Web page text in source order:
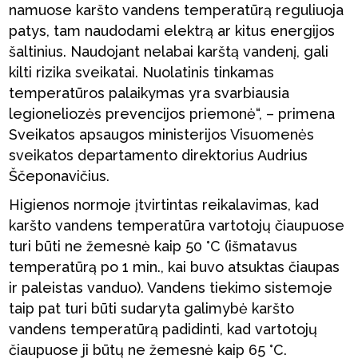
namuose karšto vandens temperatūrą reguliuoja
patys, tam naudodami elektrą ar kitus energijos
šaltinius. Naudojant nelabai karštą vandenį, gali
kilti rizika sveikatai. Nuolatinis tinkamas
temperatūros palaikymas yra svarbiausia
legioneliozės prevencijos priemonė“, – primena
Sveikatos apsaugos ministerijos Visuomenės
sveikatos departamento direktorius Audrius
Ščeponavičius.
Higienos normoje įtvirtintas reikalavimas, kad
karšto vandens temperatūra vartotojų čiaupuose
turi būti ne žemesnė kaip 50 °C (išmatavus
temperatūrą po 1 min., kai buvo atsuktas čiaupas
ir paleistas vanduo). Vandens tiekimo sistemoje
taip pat turi būti sudaryta galimybė karšto
vandens temperatūrą padidinti, kad vartotojų
čiaupuose ji būtų ne žemesnė kaip 65 °C.